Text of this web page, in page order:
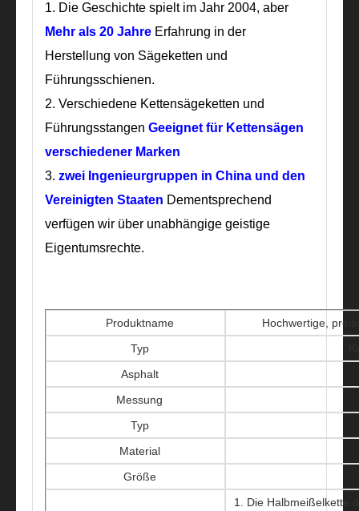
1. Die Geschichte spielt im Jahr 2004, aber
Mehr als 20 Jahre Erfahrung in der
Herstellung von Sägeketten und
Führungsschienen.
2. Verschiedene Kettensägeketten und
Führungsstangen Geeignet für Kettensägen
verschiedener Marken
3. zwei Ingenieurgruppen in China und den
Vereinigten Staaten Dementsprechend
verfügen wir über unabhängige geistige
Eigentumsrechte.
Produktname
Hochwertige,
Typ
Asphalt
Messung
Typ
Material
Größe
1. Die Halbmeißelkette